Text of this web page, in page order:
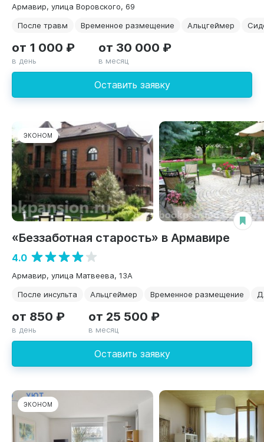
Армавир, улица Воровского, 69
После травм
Временное размещение Альцгеймер
Оставить заявку
от 1 000 ₽
в день
от 30 000 ₽
в месяц
ЭКОНОМ
«Беззаботная старость» в Армавире
4.0
Армавир, улица Матвеева, 13А
После инсульта
Альцгеймер Временное размещение
Оставить заявку
от 850 ₽
в день
от 25 500 ₽
в месяц
ЭКОНОМ